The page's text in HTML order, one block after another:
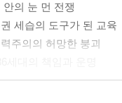
안의 눈 먼 전쟁
세습의 도구가 된 교육
주의의 허망한 붕괴